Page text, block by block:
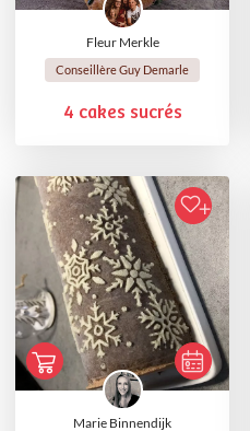
Fleur Merkle
Conseillère Guy Demarle
4 cakes sucrés
Marie Binnendijk